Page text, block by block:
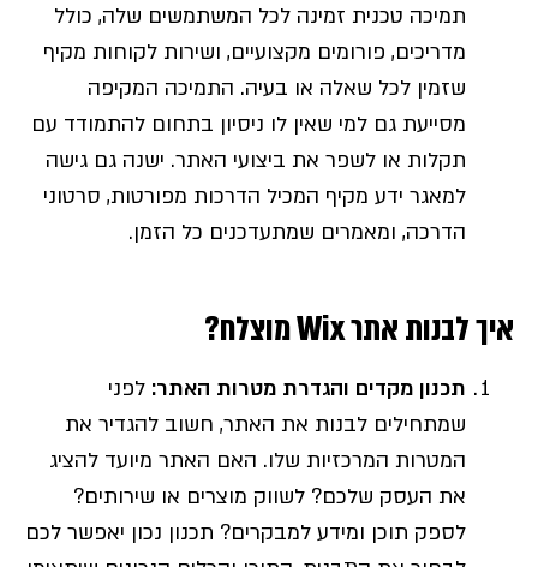
תמיכה טכנית זמינה לכל המשתמשים שלה, כולל
מדריכים, פורומים מקצועיים, ושירות לקוחות מקיף
שזמין לכל שאלה או בעיה. התמיכה המקיפה
מסייעת גם למי שאין לו ניסיון בתחום להתמודד עם
תקלות או לשפר את ביצועי האתר. ישנה גם גישה
למאגר ידע מקיף המכיל הדרכות מפורטות, סרטוני
הדרכה, ומאמרים שמתעדכנים כל הזמן.
איך לבנות אתר Wix מוצלח?
תכנון מקדים והגדרת מטרות האתר: לפני
שמתחילים לבנות את האתר, חשוב להגדיר את
המטרות המרכזיות שלו. האם האתר מיועד להציג
את העסק שלכם? לשווק מוצרים או שירותים?
לספק תוכן ומידע למבקרים? תכנון נכון יאפשר לכם